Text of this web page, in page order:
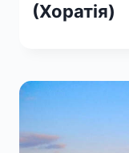
(Хоратія)